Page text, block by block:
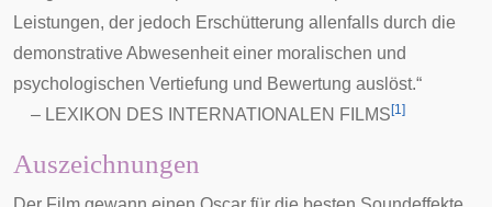
Leistungen, der jedoch Erschütterung allenfalls durch die
demonstrative Abwesenheit einer moralischen und
psychologischen Vertiefung und Bewertung auslöst.“
– LEXIKON DES INTERNATIONALEN FILMS [1]
Auszeichnungen